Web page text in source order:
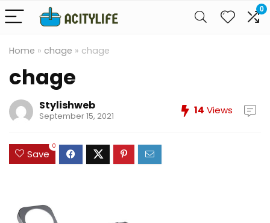
0
Home » chage » chage
chage
Stylishweb
September 15, 2021 14 Views
Save
0